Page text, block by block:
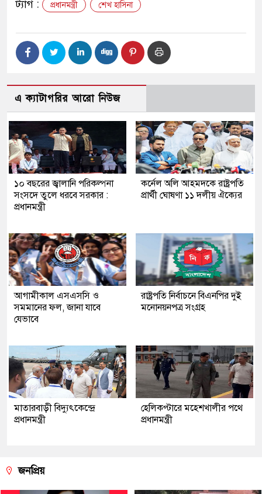
ট্যাগ : প্রধানমন্ত্রী শেখ হাসিনা
এ ক্যাটাগরির আরো নিউজ
১০ বছরের জ্বালানি পরিকল্পনা
সংসদে তুলে ধরবে সরকার :
প্রধানমন্ত্রী
কর্নেল অলি আহমদকে রাষ্ট্রপতি
প্রার্থী ঘোষণা ১১ দলীয় ঐক্যের
আগামীকাল এসএসসি ও
সমমানের ফল, জানা যাবে
যেভাবে
রাষ্ট্রপতি নির্বাচনে বিএনপির দুই
মনোনয়নপত্র সংগ্রহ
মাতারবাড়ী বিদ্যুৎকেন্দ্রে
প্রধানমন্ত্রী
হেলিকপ্টারে মহেশখালীর পথে
প্রধানমন্ত্রী
জনপ্রিয়